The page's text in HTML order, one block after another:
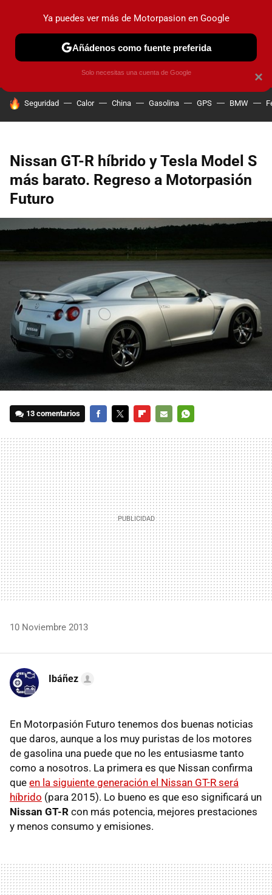
PRUEBAS COCHES ELÉCTRICOS OBSERVATORIO
HOY SE HABLA DE
Seguridad Calor China Gasolina GPS BMW
Nissan GT-R híbrido y Tesla Model S
más barato. Regreso a Motorpasión
Futuro
13 comentarios
MAIL
10 Noviembre 2013
Ibáñez
En Motorpasión Futuro tenemos dos buenas noticias
que daros, aunque a los muy puristas de los motores
de gasolina una puede que no les entusiasme tanto
como a nosotros. La primera es que Nissan confirma
que en la siguiente generación el Nissan GT-R será
híbrido (para 2015). Lo bueno es que eso significará un
Nissan GT-R con más potencia, mejores prestaciones
y menos consumo y emisiones.
×
Ya puedes ver más de Motorpasion en Google
Añádenos como fuente preferida
Solo necesitas una cuenta de Google